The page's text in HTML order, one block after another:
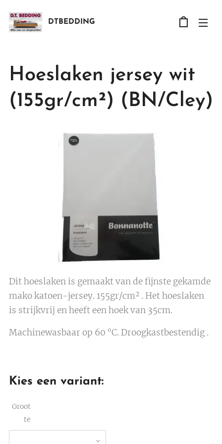
DTBEDDING
Hoeslaken jersey wit
(155gr/cm²) (BN/Cley)
Dit hoeslaken is gemaakt van de fijnste gekamde
mako katoen-jersey. 155gr/cm² . Het hoeslaken
is strijkvrij en heeft een hoek van 35cm.
Machinewasbaar op 60 °C. Droogkastbestendig .
Kies een variant:
Groot
te